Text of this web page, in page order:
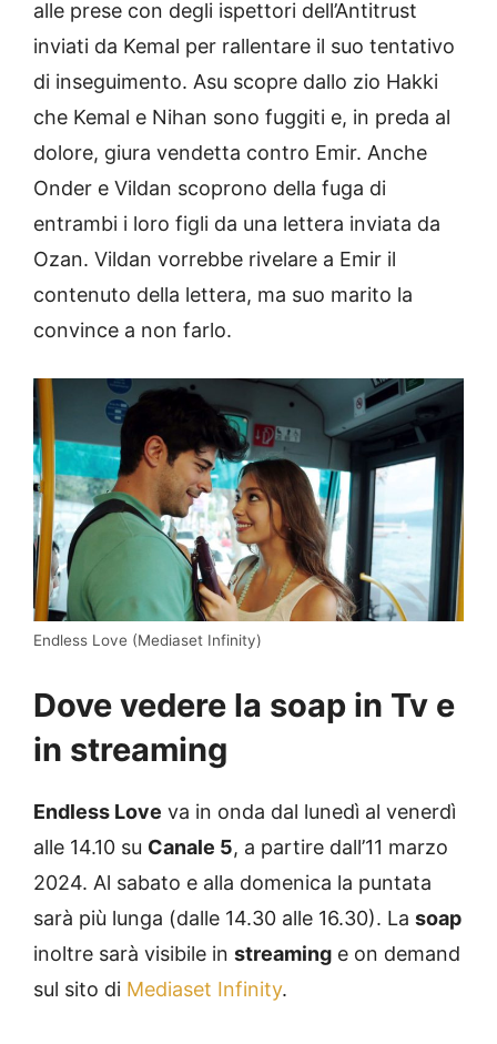
alle prese con degli ispettori dell’Antitrust
inviati da Kemal per rallentare il suo tentativo
di inseguimento. Asu scopre dallo zio Hakki
che Kemal e Nihan sono fuggiti e, in preda al
dolore, giura vendetta contro Emir. Anche
Onder e Vildan scoprono della fuga di
entrambi i loro figli da una lettera inviata da
Ozan. Vildan vorrebbe rivelare a Emir il
contenuto della lettera, ma suo marito la
convince a non farlo.
Endless Love (Mediaset Infinity)
Dove vedere la soap in Tv e
in streaming
Endless Love va in onda dal lunedì al venerdì
alle 14.10 su Canale 5, a partire dall’11 marzo
2024. Al sabato e alla domenica la puntata
sarà più lunga (dalle 14.30 alle 16.30). La soap
inoltre sarà visibile in streaming e on demand
sul sito di Mediaset Infinity.